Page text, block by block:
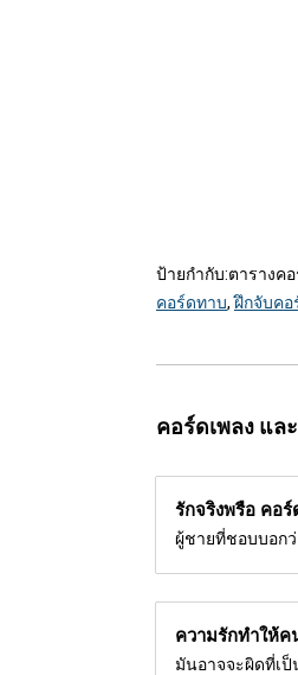
ป้ายกำกับ:ตารางค
คอร์ดทาบ,ฝึกจับคอ
คอร์ดเพลง แล
รักจริงพรือ คอร์
ผู้ชายที่ชอบบอกว่
ความรักทำให้
มันอาจจะผิดที่เป็